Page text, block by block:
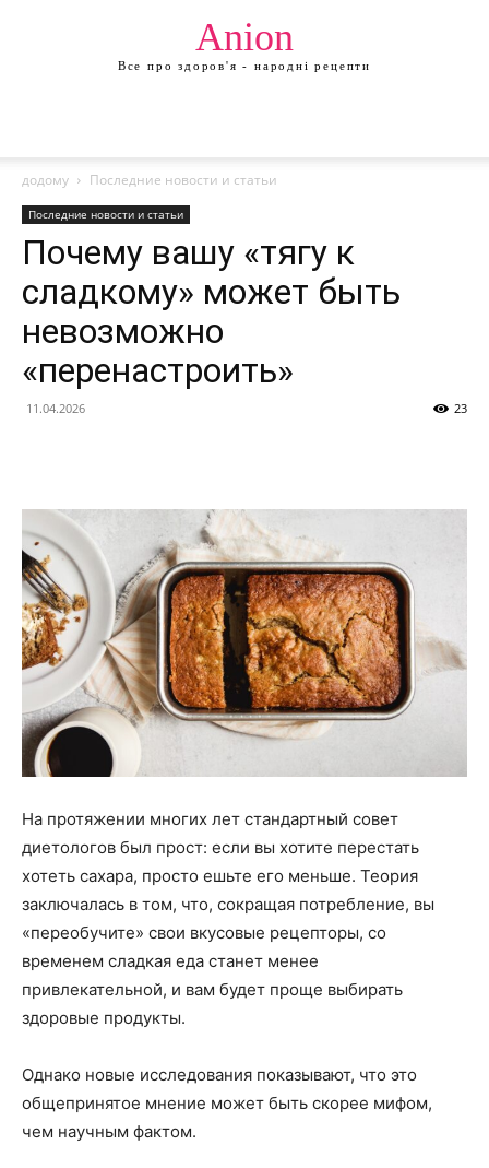
Anion
Все про здоров'я - народні рецепти
додому Последние новости и статьи
Последние новости и статьи
Почему вашу «тягу к
сладкому» может быть
невозможно
«перенастроить»
11.04.2026 23
На протяжении многих лет стандартный совет
диетологов был прост: если вы хотите перестать
хотеть сахара, просто ешьте его меньше. Теория
заключалась в том, что, сокращая потребление, вы
«переобучите» свои вкусовые рецепторы, со
временем сладкая еда станет менее
привлекательной, и вам будет проще выбирать
здоровые продукты.
Однако новые исследования показывают, что это
общепринятое мнение может быть скорее мифом,
чем научным фактом.